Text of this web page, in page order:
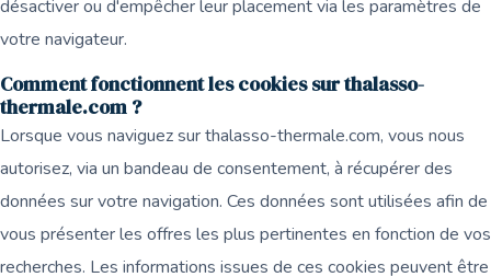
désactiver ou d'empêcher leur placement via les paramètres de
votre navigateur.
Comment fonctionnent les cookies sur thalasso-
thermale.com ?
Lorsque vous naviguez sur thalasso-thermale.com, vous nous
autorisez, via un bandeau de consentement, à récupérer des
données sur votre navigation. Ces données sont utilisées afin de
vous présenter les offres les plus pertinentes en fonction de vos
recherches. Les informations issues de ces cookies peuvent être